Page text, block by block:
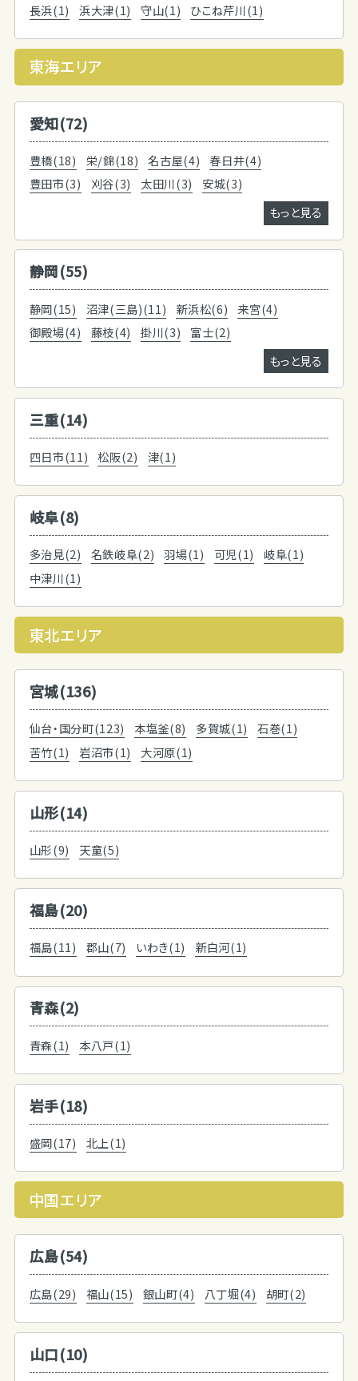
長浜(1) 浜大津(1) 守山(1) ひこね芹川(1)
東海エリア
愛知(72)
豊橋(18) 栄/錦(18) 名古屋(4)
春日井(4)
豊田市(3)
刈谷(3) 太田川(3)
安城(3)
もっと見る
静岡(55)
静岡(15) 沼津(三島)(11) 新浜松(6)
来宮(4)
御殿場(4)
藤枝(4) 掛川(3)
富士(2)
もっと見る
三重(14)
四日市(11) 松阪(2) 津(1)
岐阜(8)
多治見(2) 名鉄岐阜(2) 羽場(1) 可児(1)
岐阜(1)
中津川(1)
東北エリア
宮城(136)
仙台・国分町(123) 本塩釜(8) 多賀城(1)
石巻(1)
苦竹(1)
岩沼市(1) 大河原(1)
山形(14)
山形(9) 天童(5)
福島(20)
福島(11) 郡山(7) いわき(1) 新白河(1)
青森(2)
青森(1) 本八戸(1)
岩手(18)
盛岡(17) 北上(1)
中国エリア
広島(54)
広島(29) 福山(15) 銀山町(4) 八丁堀(4) 胡町(2)
山口(10)